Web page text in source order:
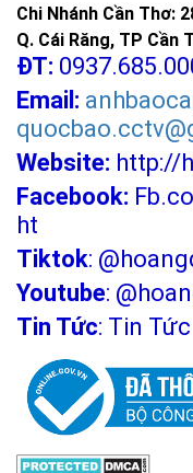
Chi Nhánh Cần Thơ:
Q. Cái Răng, TP Cần
ĐT:
Email:
Website: http://
Facebook:
ht
Tiktok:
Youtube:
Tin Tức: Tin Tức